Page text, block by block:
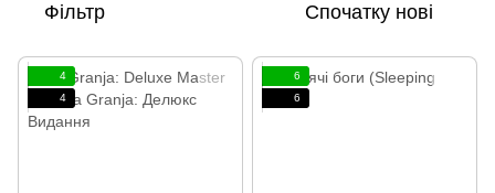
Фільтр Спочатку нові
4
4
6
6